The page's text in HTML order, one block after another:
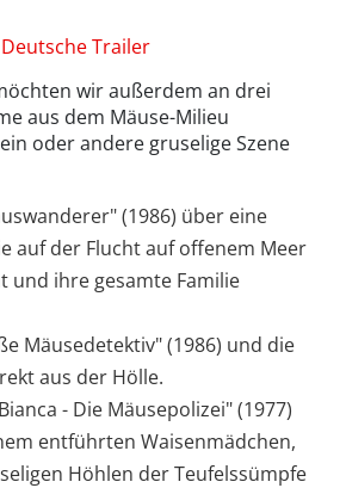
Deutsche Trailer
wir außerdem an drei
aus dem Mäuse-Milieu
oder andere gruselige Szene
(1986) über eine
auf der Flucht auf offenem Meer
und ihre gesamte Familie
Mäusedetektiv" (1986) und die
aus der Hölle.
- Die Mäusepolizei" (1977)
entführten Waisenmädchen,
Höhlen der Teufelssümpfe